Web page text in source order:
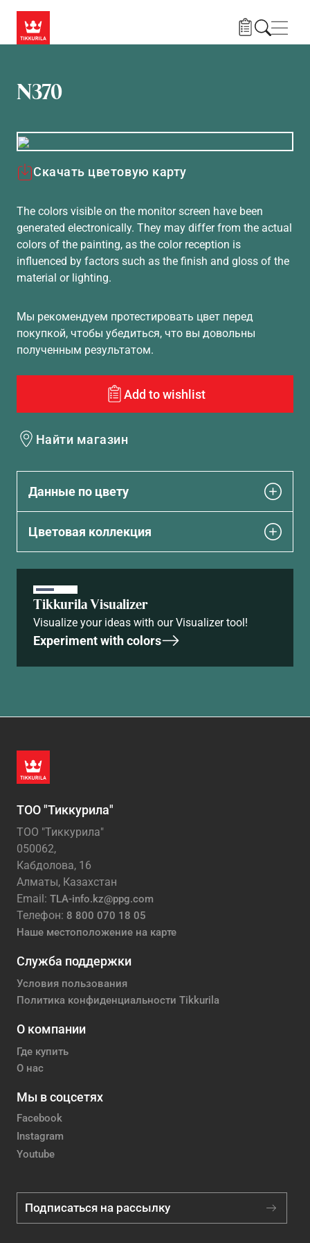
N370
Скачать цветовую карту
The colors visible on the monitor screen have been
generated electronically. They may differ from the actual
colors of the painting, as the color reception is
influenced by factors such as the finish and gloss of the
material or lighting.
Мы рекомендуем протестировать цвет перед
покупкой, чтобы убедиться, что вы довольны
полученным результатом.
Add to wishlist
Найти магазин
Данные по цвету
Цветовая коллекция
Tikkurila Visualizer
Visualize your ideas with our Visualizer tool!
Experiment with colors
ТОО "Тиккурила"
ТОО "Тиккурила"
050062,
Кабдолова, 16
Алматы, Казахстан
Email: TLA-info.kz@ppg.com
Телефон: 8 800 070 18 05
Наше местоположение на карте
Служба поддержки
Условия пользования
Политика конфиденциальности Tikkurila
О компании
Где купить
О нас
Мы в соцсетях
Facebook
Instagram
Youtube
Подписаться на рассылку